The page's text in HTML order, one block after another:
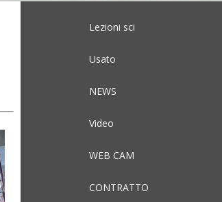
Lezioni sci
Usato
NEWS
Video
WEB CAM
CONTRATTO